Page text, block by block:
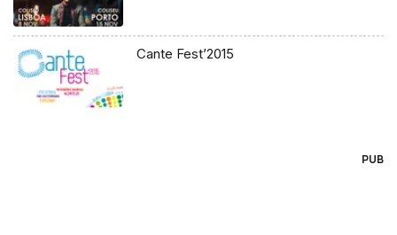
Cante Fest’2015
PUB